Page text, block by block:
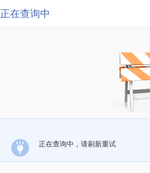
正在查询中
正在查询中，请刷新重试